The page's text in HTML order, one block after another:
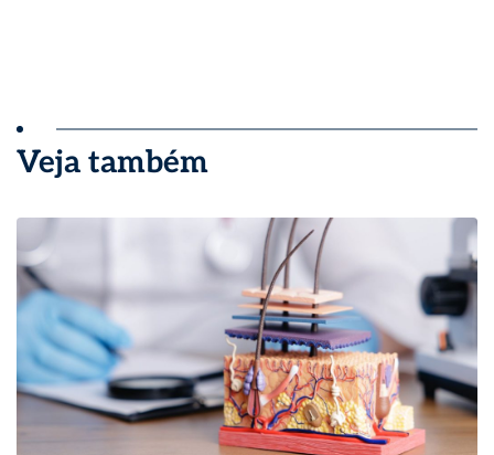
Veja também